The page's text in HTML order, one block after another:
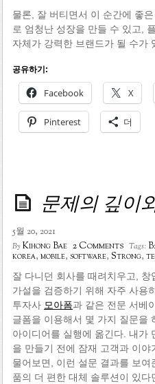
물론, 잘 버티면서 이 순간에 좋
로 엄청난 성장을 만들 수 있고,
자체가 강력한 브랜드가 될 수가
공유하기:
Facebook X
Pinterest 더
문제의 깊이
5월 20, 2021
ByKihong Bae 2 Comments Tags:
korea, mobile, software, Strong,
잘 다니던 회사를 때려치우고,
가설을 검증하기 위해 자주 사용
투자사 모아폼과 같은 전문 서베
글폼을 이용해서 몇 가지 질문을
아이디어를 실행에 옮긴다. 내가
을 만들기 전에 잠재 고객과 이
물어보면, 이런 설문 결과를 보
품의 더 편한 대체 솔루션이 있